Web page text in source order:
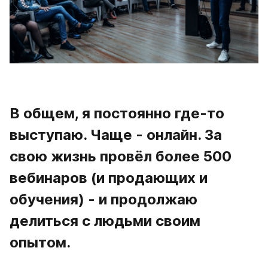
В общем, я постоянно где-то
выступаю. Чаще - онлайн. За
свою жизнь провёл более 500
вебинаров (и продающих и
обучения) - и продолжаю
делиться с людьми своим
опытом.